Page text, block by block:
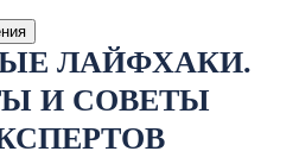
ЛАЙФХАКИ.
И СОВЕТЫ